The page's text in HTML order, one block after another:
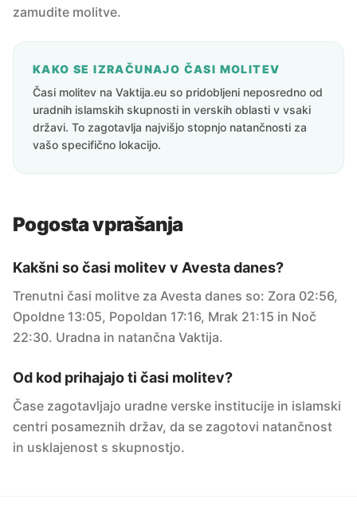
zamudite molitve.
KAKO SE IZRAČUNAJO ČASI MOLITEV
Časi molitev na Vaktija.eu so pridobljeni neposredno od
uradnih islamskih skupnosti in verskih oblasti v vsaki
državi. To zagotavlja najvišjo stopnjo natančnosti za
vašo specifično lokacijo.
Pogosta vprašanja
Kakšni so časi molitev v Avesta danes?
Trenutni časi molitve za Avesta danes so: Zora 02:56,
Opoldne 13:05, Popoldan 17:16, Mrak 21:15 in Noč
22:30. Uradna in natančna Vaktija.
Od kod prihajajo ti časi molitev?
Čase zagotavljajo uradne verske institucije in islamski
centri posameznih držav, da se zagotovi natančnost
in usklajenost s skupnostjo.